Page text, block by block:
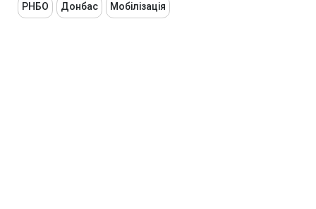
РНБО Донбас Мобілізація